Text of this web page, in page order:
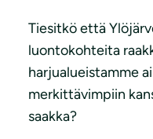
Tiesitkö että
luontokohteita
harjualueistamme
merkittävimpiin
saakka?